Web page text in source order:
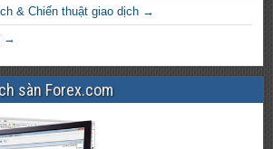
& Chiến thuật giao dịch →
→
sàn Forex.com